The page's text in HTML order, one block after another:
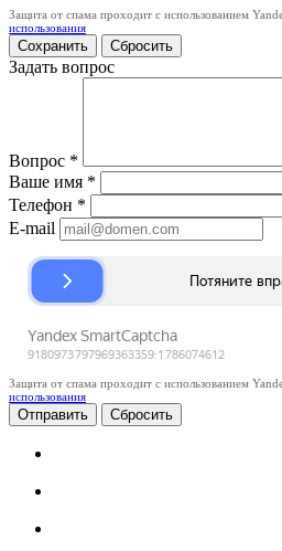
Защита от спама проходит с использованием
использования
Сбросить
Задать вопрос
Вопрос *
Ваше имя *
Телефон *
E-mail
Защита от спама проходит с использованием
использования
Сбросить